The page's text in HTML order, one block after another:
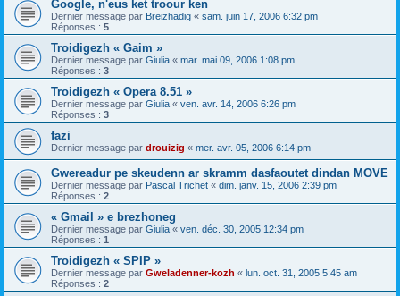
Google, n'eus ket troour ken
Dernier message par Breizhadig « sam. juin 17, 2006 6:32 pm
Réponses : 5
Troidigezh « Gaim »
Dernier message par Giulia « mar. mai 09, 2006 1:08 pm
Réponses : 3
Troidigezh « Opera 8.51 »
Dernier message par Giulia « ven. avr. 14, 2006 6:26 pm
Réponses : 3
fazi
Dernier message par drouizig « mer. avr. 05, 2006 6:14 pm
Gwereadur pe skeudenn ar skramm dasfaoutet dindan MOVE
Dernier message par Pascal Trichet « dim. janv. 15, 2006 2:39 pm
Réponses : 2
« Gmail » e brezhoneg
Dernier message par Giulia « ven. déc. 30, 2005 12:34 pm
Réponses : 1
Troidigezh « SPIP »
Dernier message par Gweladenner-kozh « lun. oct. 31, 2005 5:45 am
Réponses : 2